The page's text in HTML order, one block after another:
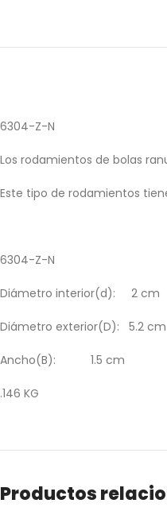
6304-Z-N
Los rodamientos de bolas
Este tipo de rodamientos
6304-Z-N
Diámetro interior(d): 2 cm
Diámetro exterior(D): 5.2 cm
Ancho(B): 1.5 cm
.146 KG
Productos